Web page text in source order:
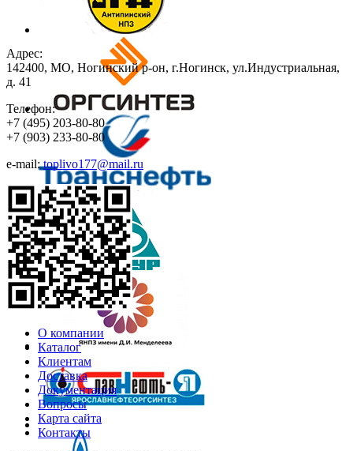
Адрес:
142400, МО, Ногинский р-он, г.Ногинск, ул.Индустриальная,
д. 41
Телефон:
+7 (495) 203-80-80
+7 (903) 233-80-80
e-mail:toplivo177@mail.ru
О компании
Каталог
Клиентам
Доставка
Документация
Вопросы
Карта сайта
Контакты